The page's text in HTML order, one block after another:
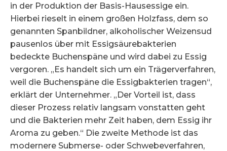
in der Produktion der Basis-Hausessige ein.
Hierbei rieselt in einem großen Holzfass, dem so
genannten Spanbildner, alkoholischer Weizensud
pausenlos über mit Essigsäurebakterien
bedeckte Buchenspäne und wird dabei zu Essig
vergoren. „Es handelt sich um ein Trägerverfahren,
weil die Buchenspäne die Essigbakterien tragen“,
erklärt der Unternehmer. „Der Vorteil ist, dass
dieser Prozess relativ langsam vonstatten geht
und die Bakterien mehr Zeit haben, dem Essig ihr
Aroma zu geben.“ Die zweite Methode ist das
modernere Submerse- oder Schwebeverfahren,